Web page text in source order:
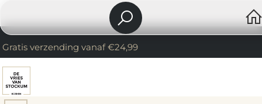
Gratis verzending vanaf €24,99